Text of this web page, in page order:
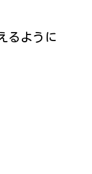
るように